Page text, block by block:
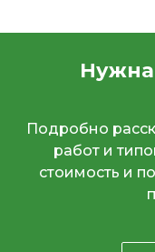
Нужна
Подробно
работ и
стоимость и